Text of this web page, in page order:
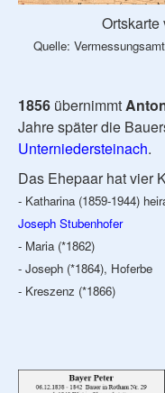
Quelle:
1856 übernimmt
Jahre später die
Unterniedersteinach.
Das Ehepaar hat vier
- Katharina (1859-1944)
Joseph Stubenhofer
- Maria (*1862)
- Joseph (*1864), Hoferbe
- Kreszenz (*1866)